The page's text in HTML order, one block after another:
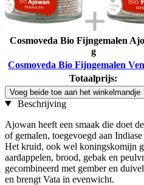
Cosmoveda Bio Fijngemalen
g
Cosmoveda Bio Fijngemalen
Totaalprijs:
Voeg beide toe aan het winkelmandje
Beschrijving
Ajowan heeft een smaak die doet
of gemalen, toegevoegd aan
Het kruid, ook wel koningskomijn
aardappelen, brood, gebak en
gecombineerd met gember en
en brengt Vata in evenwicht.